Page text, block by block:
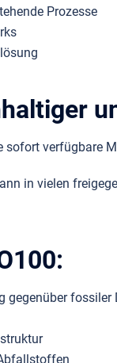
Prozesse
sofort verfügbare
in vielen
gegenüber